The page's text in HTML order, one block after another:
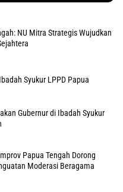
NU Mitra Strategis Wujudkan
Gubernur di Ibadah Syukur
Papua Tengah Dorong
Moderasi Beragama